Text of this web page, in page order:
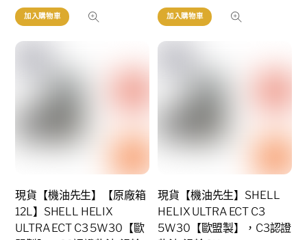
加入購物車 加入購物車
現貨【機油先生】【原廠箱
12L】SHELL HELIX
ULTRA ECT C3 5W30【歐
現貨【機油先生】SHELL
HELIX ULTRA ECT C3
5W30【歐盟製】，C3認證